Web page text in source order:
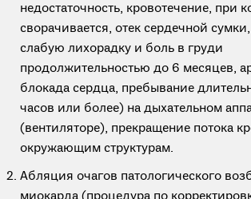
недостаточность, кровотечение, при
сворачивается, отек сердечной
слабую лихорадку и боль в груди
продолжительностью до 6 месяцев,
блокада сердца, пребывание
часов или более) на дыхательном
(вентиляторе), прекращение потока
окружающим структурам.
Абляция очагов патологического